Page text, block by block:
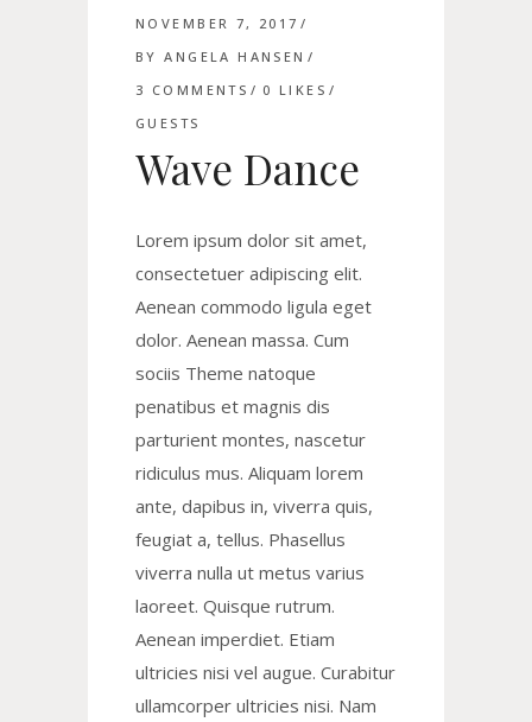
NOVEMBER 7, 2017
BYANGELA HANSEN
3 COMMENTS
0 LIKES
GUESTS
Wave Dance
Lorem ipsum dolor sit amet,
consectetuer adipiscing elit.
Aenean commodo ligula eget
dolor. Aenean massa. Cum
sociis Theme natoque
penatibus et magnis dis
parturient montes, nascetur
ridiculus mus. Aliquam lorem
ante, dapibus in, viverra quis,
feugiat a, tellus. Phasellus
viverra nulla ut metus varius
laoreet. Quisque rutrum.
Aenean imperdiet. Etiam
ultricies nisi vel augue. Curabitur
ullamcorper ultricies nisi. Nam